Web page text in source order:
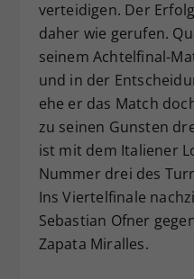
verteidigen. Der
daher wie gerufen.
seinem Achtelfinal-
und in der
ehe er das Match
zu seinen Gunsten
ist mit dem Italiener
Nummer drei des
Ins Viertelfinale
Sebastian Ofner
Zapata Miralles.
Zweck
Dieser
zufällig
hat.